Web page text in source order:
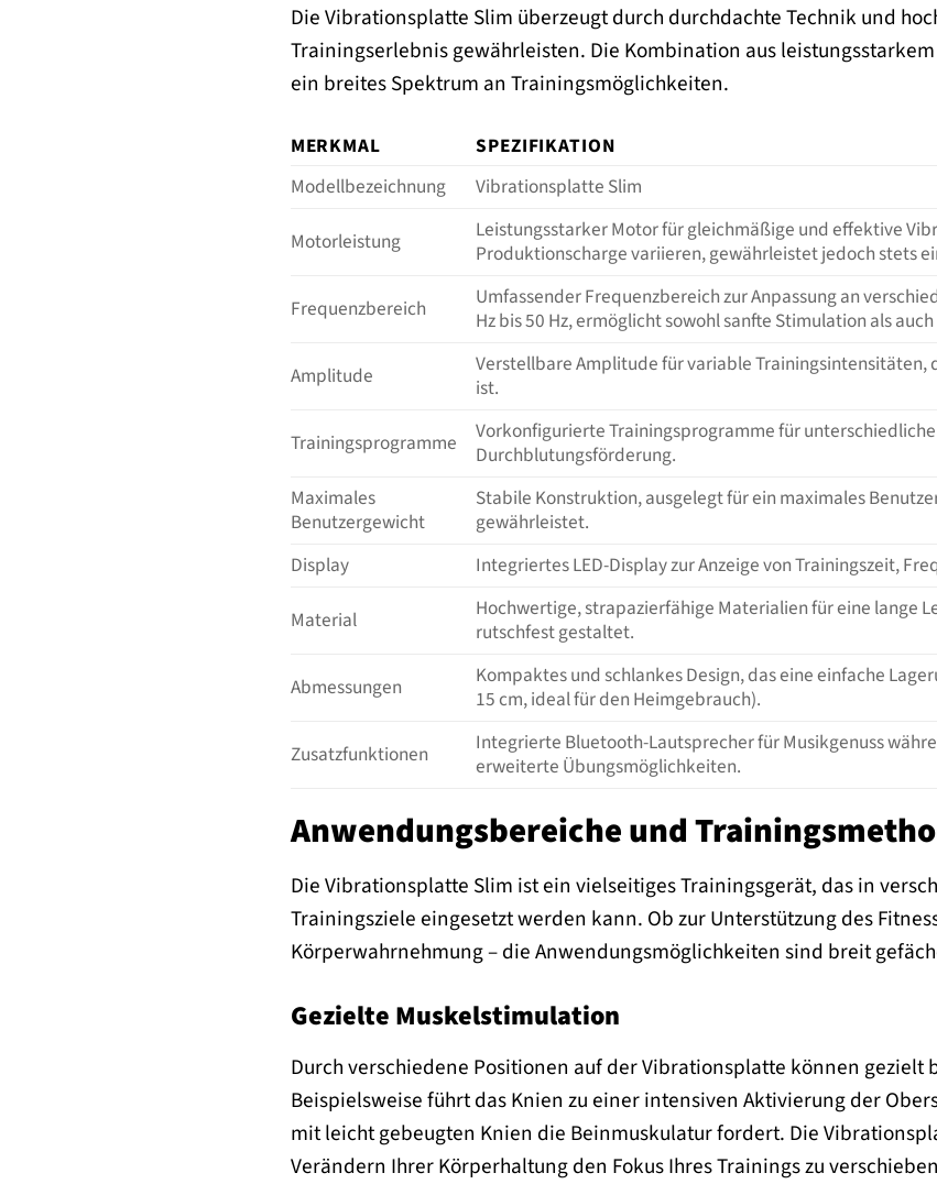
Die Vibrationsplatte Slim überzeugt durch durchdachte Technik und
Trainingserlebnis gewährleisten. Die Kombination aus
ein breites Spektrum an Trainingsmöglichkeiten.
MERKMAL
SPEZIFIKATION
Modellbezeichnung
Vibrationsplatte Slim
Motorleistung
Leistungsstarker Motor für gleichmäßige und effektive
Produktionscharge variieren, gewährleistet jedoch stets
Frequenzbereich
Umfassender Frequenzbereich zur Anpassung an
Hz bis 50 Hz, ermöglicht sowohl sanfte Stimulation als
Amplitude
Verstellbare Amplitude für variable
ist.
Trainingsprogramme
Vorkonfigurierte Trainingsprogramme für
Durchblutungsförderung.
Maximales
Benutzergewicht
Stabile Konstruktion, ausgelegt für ein maximales
gewährleistet.
Display
Integriertes LED-Display zur Anzeige von Trainingszeit,
Material
Hochwertige, strapazierfähige Materialien für eine lange
rutschfest gestaltet.
Abmessungen
Kompaktes und schlankes Design, das eine einfache
15 cm, ideal für den Heimgebrauch).
Zusatzfunktionen
Integrierte Bluetooth-Lautsprecher für Musikgenuss
erweiterte Übungsmöglichkeiten.
Anwendungsbereiche und
Die Vibrationsplatte Slim ist ein vielseitiges Trainingsgerät, das in
Trainingsziele eingesetzt werden kann. Ob zur Unterstützung des
Körperwahrnehmung – die Anwendungsmöglichkeiten sind breit
Gezielte Muskelstimulation
Durch verschiedene Positionen auf der Vibrationsplatte können
Beispielsweise führt das Knien zu einer intensiven Aktivierung der
mit leicht gebeugten Knien die Beinmuskulatur fordert. Die
Verändern Ihrer Körperhaltung den Fokus Ihres Trainings zu